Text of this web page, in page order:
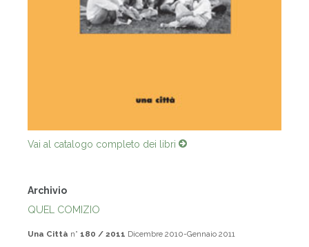
Vai al catalogo completo dei libri
Archivio
QUEL COMIZIO
Una Città n° 180 / 2011 Dicembre 2010-Gennaio 2011